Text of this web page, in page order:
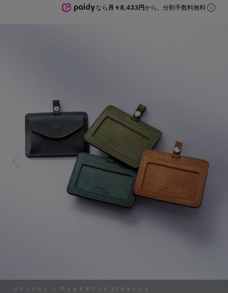
なら 月々8,433円から。分割手数料無料
フラソリティ × ワイルドスワンズ IDウォレット